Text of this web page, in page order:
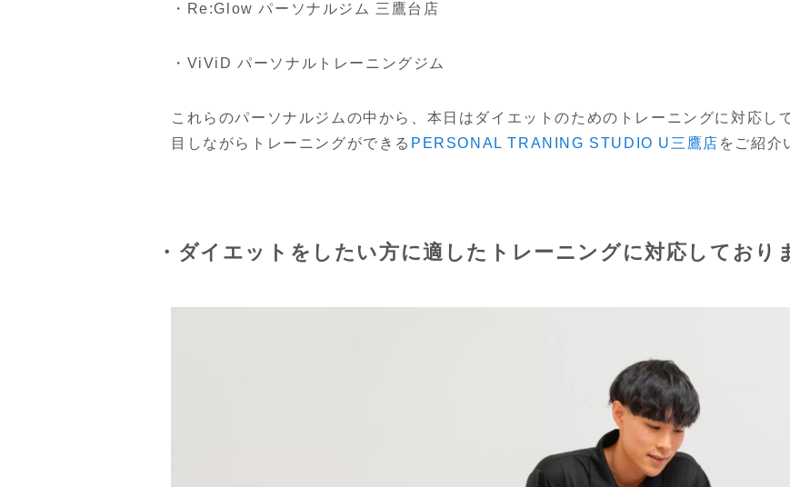
・Re:Glow パーソナルジム 三鷹台店
・ViViD パーソナルトレーニングジム
これらのパーソナルジムの中から、本日はダイエットのためのトレーニングに対応し
目しながらトレーニングができる PERSONAL TRANING STUDIO U三鷹店 をご紹介
・ダイエットをしたい方に適したトレーニングに対応しており